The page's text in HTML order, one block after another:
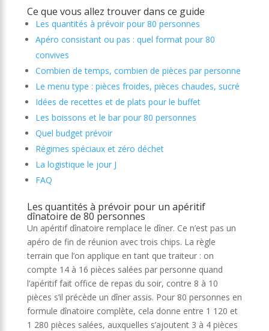
Ce que vous allez trouver dans ce guide
Les quantités à prévoir pour 80 personnes
Apéro consistant ou pas : quel format pour 80
convives
Combien de temps, combien de pièces par personne
Le menu type : pièces froides, pièces chaudes, sucré
Idées de recettes et de plats pour le buffet
Les boissons et le bar pour 80 personnes
Quel budget prévoir
Régimes spéciaux et zéro déchet
La logistique le jour J
FAQ
Les quantités à prévoir pour un apéritif
dînatoire de 80 personnes
Un apéritif dînatoire remplace le dîner. Ce n’est pas un
apéro de fin de réunion avec trois chips. La règle
terrain que l’on applique en tant que traiteur : on
compte 14 à 16 pièces salées par personne quand
l’apéritif fait office de repas du soir, contre 8 à 10
pièces s’il précède un dîner assis. Pour 80 personnes en
formule dînatoire complète, cela donne entre 1 120 et
1 280 pièces salées, auxquelles s’ajoutent 3 à 4 pièces